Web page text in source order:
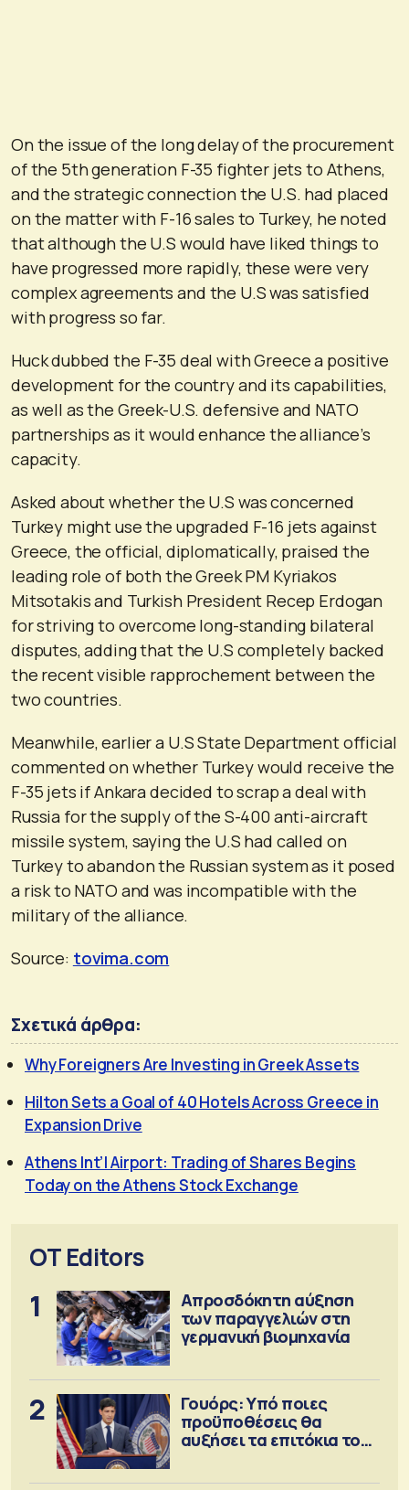
On the issue of the long delay of the procurement
of the 5th generation F-35 fighter jets to Athens,
and the strategic connection the U.S. had placed
on the matter with F-16 sales to Turkey, he noted
that although the U.S would have liked things to
have progressed more rapidly, these were very
complex agreements and the U.S was satisfied
with progress so far.
Huck dubbed the F-35 deal with Greece a positive
development for the country and its capabilities,
as well as the Greek-U.S. defensive and NATO
partnerships as it would enhance the alliance’s
capacity.
Asked about whether the U.S was concerned
Turkey might use the upgraded F-16 jets against
Greece, the official, diplomatically, praised the
leading role of both the Greek PM Kyriakos
Mitsotakis and Turkish President Recep Erdogan
for striving to overcome long-standing bilateral
disputes, adding that the U.S completely backed
the recent visible rapprochement between the
two countries.
Meanwhile, earlier a U.S State Department official
commented on whether Turkey would receive the
F-35 jets if Ankara decided to scrap a deal with
Russia for the supply of the S-400 anti-aircraft
missile system, saying the U.S had called on
Turkey to abandon the Russian system as it posed
a risk to NATO and was incompatible with the
military of the alliance.
Source: tovima.com
Σχετικά άρθρα:
Why Foreigners Are Investing in Greek Assets
Hilton Sets a Goal of 40 Hotels Across Greece in
Expansion Drive
Athens Int’l Airport: Trading of Shares Begins
Today on the Athens Stock Exchange
OT Editors
1
Απροσδόκητη αύξηση
των παραγγελιών στη
γερμανική βιομηχανία
2
Γουόρς: Υπό ποιες
προϋποθέσεις θα
αυξήσει τα επιτόκια τον